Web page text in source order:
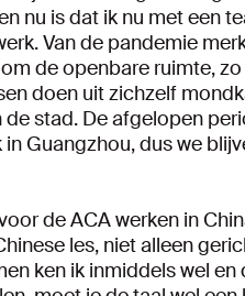
nu is dat ik nu met een
Van de pandemie
de openbare ruimte,
doen uit zichzelf
stad. De afgelopen
Guangzhou, dus we
de ACA werken in
les, niet alleen
ken ik inmiddels wel